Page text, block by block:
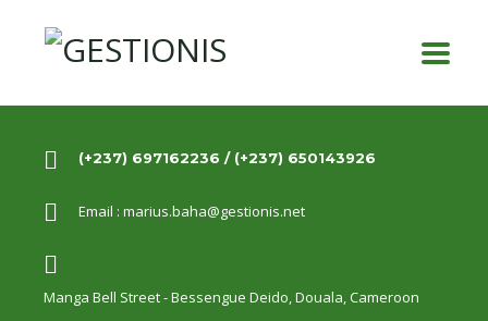
(+237) 697162236 / (+237) 650143926
Email : marius.baha@gestionis.net
Manga Bell Street - Bessengue Deido,Douala, Cameroon